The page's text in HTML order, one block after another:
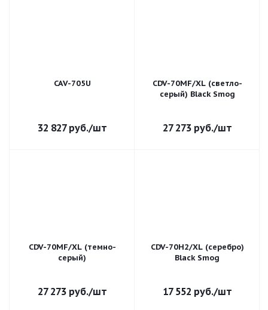
CAV-705U
32 827руб./шт
CDV-70MF/XL (светло-
серый) Black Smog
27 273руб./шт
CDV-70MF/XL (темно-
серый)
27 273руб./шт
CDV-70H2/XL (серебро)
Black Smog
17 552 руб./шт